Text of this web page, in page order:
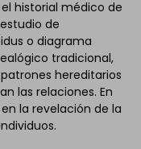
historial médico de
de
o diagrama
tradicional,
hereditarios
las relaciones. En
la revelación de la